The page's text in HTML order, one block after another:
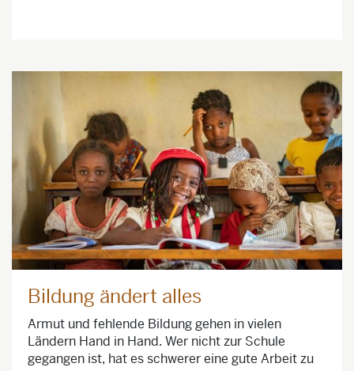
Bildung ändert alles
Armut und fehlende Bildung gehen in vielen
Ländern Hand in Hand. Wer nicht zur Schule
gegangen ist, hat es schwerer eine gute Arbeit zu